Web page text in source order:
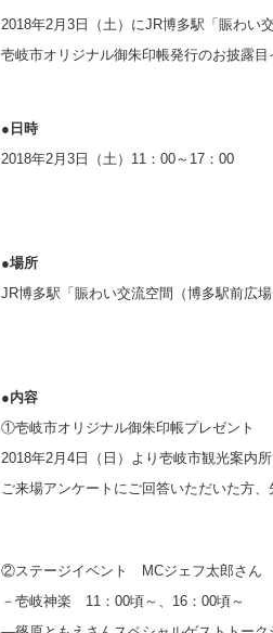
2018年2月3日（土）にJR博多駅「賑わい
壱岐市オリジナル御朱印帳発行のお披露
●日時
2018年2月3日（土）11：00～17：00
●場所
JR博多駅「賑わい交流空間（博多駅前広場
●内容
①壱岐市オリジナル御朱印帳プレゼント
2018年2月4日（日）より壱岐市観光案内
ご来場アンケートにご回答いただいた方
②ステージイベント MCジェフ太郎さん
－壱岐神楽 11：00頃～、16：00頃～